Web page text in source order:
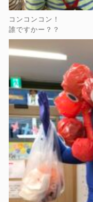
コンコンコン！
誰ですかー？？